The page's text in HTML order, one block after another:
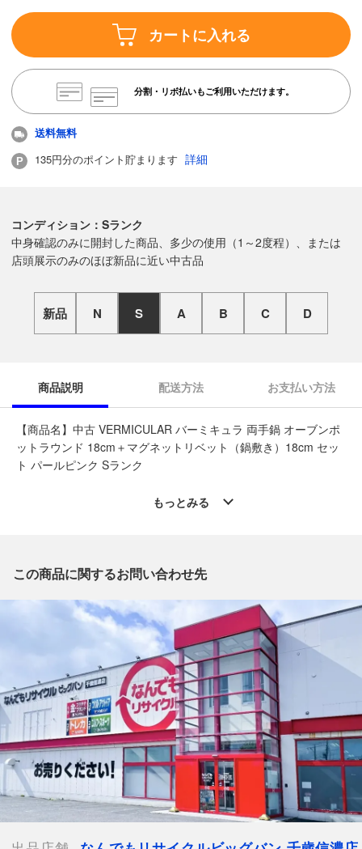
カートに入れる
分割・リボ払いもご利用いただけます。
送料無料
135円分のポイント貯まります 詳細
コンディション：Sランク
中身確認のみに開封した商品、多少の使用（1～2度程）、または
店頭展示のみのほぼ新品に近い中古品
新品 N S A B C D
商品説明 配送方法 お支払い方法
【商品名】中古 VERMICULAR バーミキュラ 両手鍋 オーブンポ
ットラウンド 18cm＋マグネットリベット（鍋敷き）18cm セッ
ト パールピンク Sランク
◆こちらの商品は「なんでもリサイクル ビッグバン千歳信濃店
出品店舗にお電話にてお問い合わせください。
品商品」と「店舗内商品コード」をお知らせ下さい。
電話番号：0123-40-3196
【店舗内商品コード】1013103886708
【メーカー】VERMICULAR バーミキュラ
【カラー】パールピンク
【付属品】外箱,冊子 ・レシピブック
【ランク】Sランク
中身の確認の為のみに開封した商品、多少の使用（1
～2度程）、または店頭展示のみのほぼ新品に近い中古品
【規格・仕様】
開封品ですが中身の状態から未使用品と判断しております。
外箱にシール痕、テープ痕がございます。
もっとみる
この商品に関するお問い合わせ先